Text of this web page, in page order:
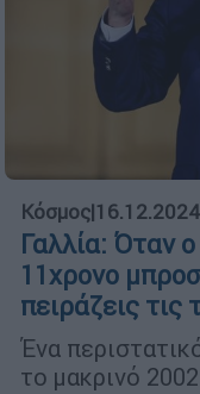
Κόσμος|
Γαλλία: Όταν
11χρονο
πειράζεις τις
Ένα
το μακρινό 2002